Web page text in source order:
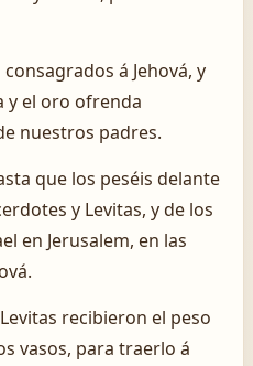
á Jehová, y
y el oro ofrenda
nuestros padres.
que los peséis delante
y Levitas, y de los
en Jerusalem, en las
recibieron el peso
vasos, para traerlo á